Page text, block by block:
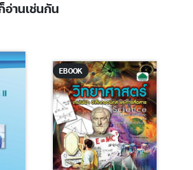
านเช่นกัน
EBOOK